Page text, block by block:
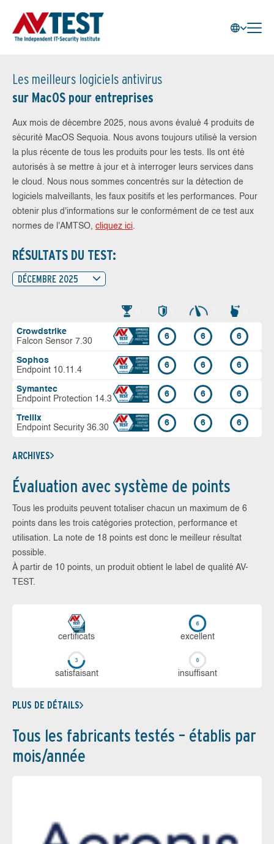
Les meilleurs logiciels antivirus
sur MacOS pour entreprises
Aux mois de décembre 2025, nous avons évalué 4 produits de
sécurité MacOS Sequoia. Nous avons toujours utilisé la version
la plus récente de tous les produits pour les tests. Ils ont été
autorisés à se mettre à jour et à interroger leurs services dans
le cloud. Nous nous sommes concentrés sur la détection de
logiciels malveillants, les faux positifs et les performances. Pour
obtenir plus d'informations sur le conformément de ce test aux
normes de l'AMTSO, cliquez ici.
RÉSULTATS DU TEST:
DÉCEMBRE 2025
Crowdstrike
Falcon Sensor 7.30
6 6 6
Sophos
Endpoint 10.11.4
6 6 6
Symantec
Endpoint Protection 14.3
6 6 6
Trellix
Endpoint Security 36.30
6 6 6
ARCHIVES
Évaluation avec système de points
Tous les produits peuvent totaliser chacun un maximum de 6
points dans les trois catégories protection, performance et
utilisation. La note de 18 points est donc le meilleur résultat
possible.
À partir de 10 points, un produit obtient le label de qualité AV-
TEST.
certi­ficats ex­cellent
sa­tis­fai­sant in­suf­fi­sant
PLUS DE DÉTAILS
Tous les fabricants testés – établis par
mois/année